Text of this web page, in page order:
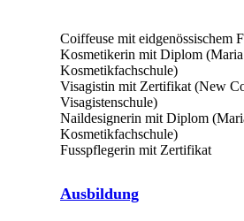
Coiffeuse mit eidgenössischem
Kosmetikerin mit Diplom
Kosmetikfachschule)
Visagistin mit Zertifikat (New
Visagistenschule)
Naildesignerin mit Diplom
Kosmetikfachschule)
Fusspflegerin mit Zertifikat
Ausbildung